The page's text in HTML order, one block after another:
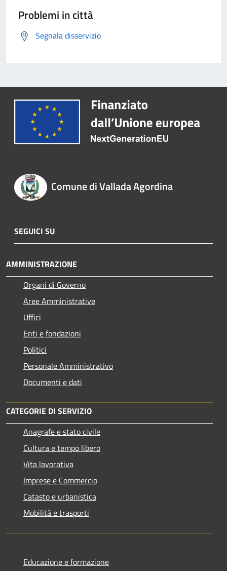
Problemi in città
Segnala disservizio
Comune di Vallada Agordina
SEGUICI SU
AMMINISTRAZIONE
Organi di Governo
Aree Amministrative
Uffici
Enti e fondazioni
Politici
Personale Amministrativo
Documenti e dati
CATEGORIE DI SERVIZIO
Anagrafe e stato civile
Cultura e tempo libero
Vita lavorativa
Imprese e Commercio
Catasto e urbanistica
Mobilità e trasporti
Educazione e formazione